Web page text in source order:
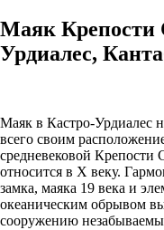
Маяк Крепости
Урдиалес,
Маяк в Кастро-Урдиалес
всего своим
средневековой Крепости
относится в X веку.
замка, маяка 19 века и
океаническим обрывом
сооружению